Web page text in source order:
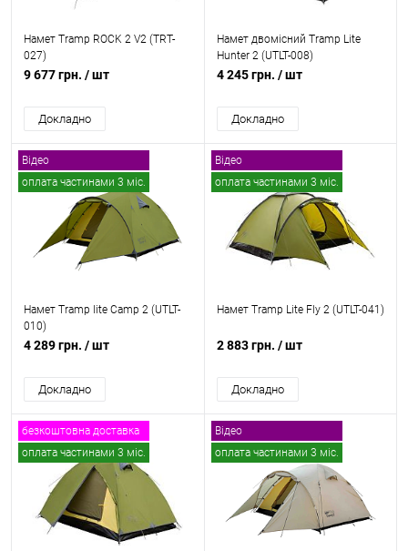
Намет Tramp ROCK 2 V2 (TRT-
027)
9 677 грн. / шт
Докладно
Намет двомісний Tramp Lite
Hunter 2 (UTLT-008)
4 245 грн. / шт
Докладно
Відео
оплата частинами 3 міс.
безкоштовна доставка
Намет Tramp lite Camp 2 (UTLT-
010)
4 289 грн. / шт
Докладно
Відео
оплата частинами 3 міс.
безкоштовна доставка
Намет Tramp Lite Fly 2 (UTLT-041)
2 883 грн. / шт
Докладно
безкоштовна доставка
оплата частинами 3 міс.
Відео
оплата частинами 3 міс.
безкоштовна доставка